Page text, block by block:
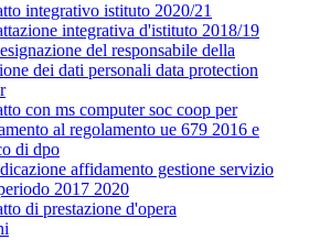
integrativo istituto 2020/21
integrativa d'istituto 2018/19
del responsabile della
dei dati personali data protection
con ms computer soc coop per
al regolamento ue 679 2016 e
di dpo
affidamento gestione servizio
2017 2020
di prestazione d'opera